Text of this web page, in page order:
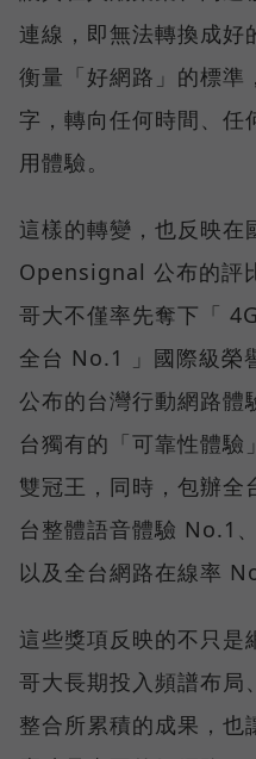
連線，即無法轉換成好
衡量「好網路」的標準
字，轉向任何時間、任
用體驗。
這樣的轉變，也反映在
Opensignal 公布的評
哥大不僅率先奪下「
全台 No.1 」國際級
公布的台灣行動網路體
台獨有的「可靠性體
雙冠王，同時，包辦
台整體語音體驗 No.1
以及全台網路在線率
這些獎項反映的不只是
哥大長期投入頻譜布局
整合所累積的成果，也